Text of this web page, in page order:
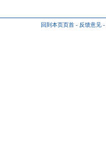
回到本页页首 - 反馈意见 -